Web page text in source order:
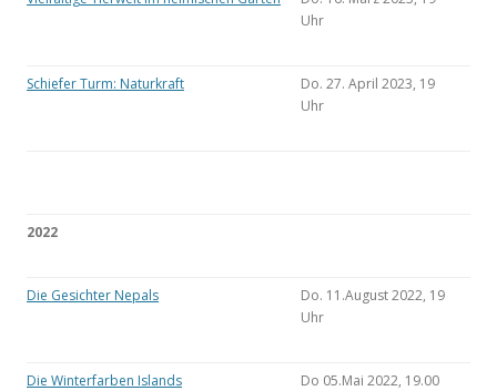
Uhr
Schiefer Turm: Naturkraft
Do. 27. April 2023, 19
Uhr
2022
Die Gesichter Nepals
Do. 11.August 2022, 19
Uhr
Die Winterfarben Islands
Do 05.Mai 2022, 19.00